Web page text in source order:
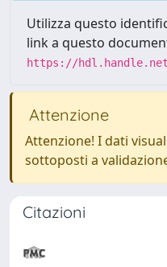
Utilizza questo
link a questo
https://
Attenzione
Attenzione! I dati
sottoposti a
Citazioni